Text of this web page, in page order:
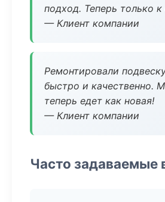
подход. Теперь только
— Клиент компании
Ремонтировали
быстро и качественно.
теперь едет как новая!
— Клиент компании
Часто задаваемые